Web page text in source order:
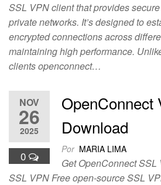
SSL VPN client that provides
private networks. It’s designed to
encrypted connections across
maintaining high performance.
clients openconnect…
NOV
26
2025
0
OpenConnect
Download
Por MARIA LIMA
Get OpenConnect
SSL VPN Free open-source SSL